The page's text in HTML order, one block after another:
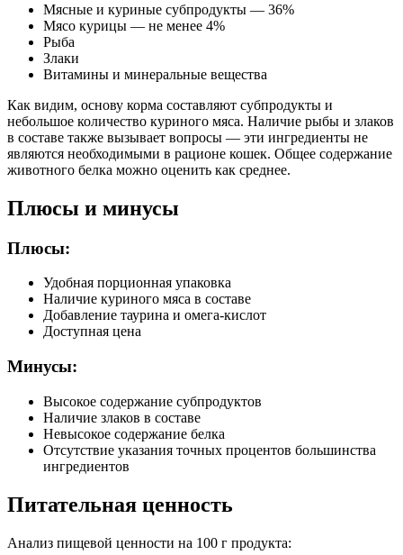
Клетчатка (%)
0.5
Зола (%)
2.5
Влага (%)
Калорийность (ккал/100г) 81
Мясные и куриные субпродукты — 36%
Мясо курицы — не менее 4%
Рыба
Злаки
Витамины и минеральные вещества
Как видим, основу корма составляют субпродукты и
небольшое количество куриного мяса. Наличие рыбы и злаков
в составе также вызывает вопросы — эти ингредиенты не
являются необходимыми в рационе кошек. Общее содержание
животного белка можно оценить как среднее.
Плюсы и минусы
Плюсы:
Удобная порционная упаковка
Наличие куриного мяса в составе
Добавление таурина и омега-кислот
Доступная цена
Минусы:
Высокое содержание субпродуктов
Наличие злаков в составе
Невысокое содержание белка
Отсутствие указания точных процентов большинства
ингредиентов
Питательная ценность
Анализ пищевой ценности на 100 г продукта: